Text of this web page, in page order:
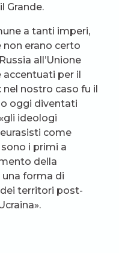
Grande.
a tanti imperi,
non erano certo
all’Unione
accentuati per il
nostro caso fu il
oggi diventati
ideologi
come
i primi a
della
una forma di
dei territori post-